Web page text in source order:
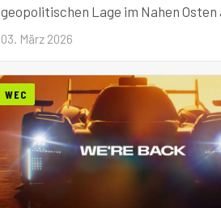
geopolitischen Lage im Nahen Osten
zweite Saisonhälfte verlegt. Die
03. März 2026
WEC